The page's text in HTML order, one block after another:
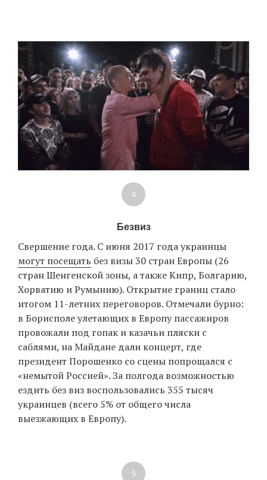
4
Безвиз
Свершение года. С июня 2017 года украинцы
могут посещать без визы 30 стран Европы (26
стран Шенгенской зоны, а также Кипр, Болгарию,
Хорватию и Румынию). Открытие границ стало
итогом 11-летних переговоров. Отмечали бурно:
в Борисполе улетающих в Европу пассажиров
провожали под гопак и казачьи пляски с
саблями, на Майдане дали концерт, где
президент Порошенко со сцены попрощался с
«немытой Россией». За полгода возможностью
ездить без виз воспользовались 355 тысяч
украинцев (всего 5% от общего числа
выезжающих в Европу).
5